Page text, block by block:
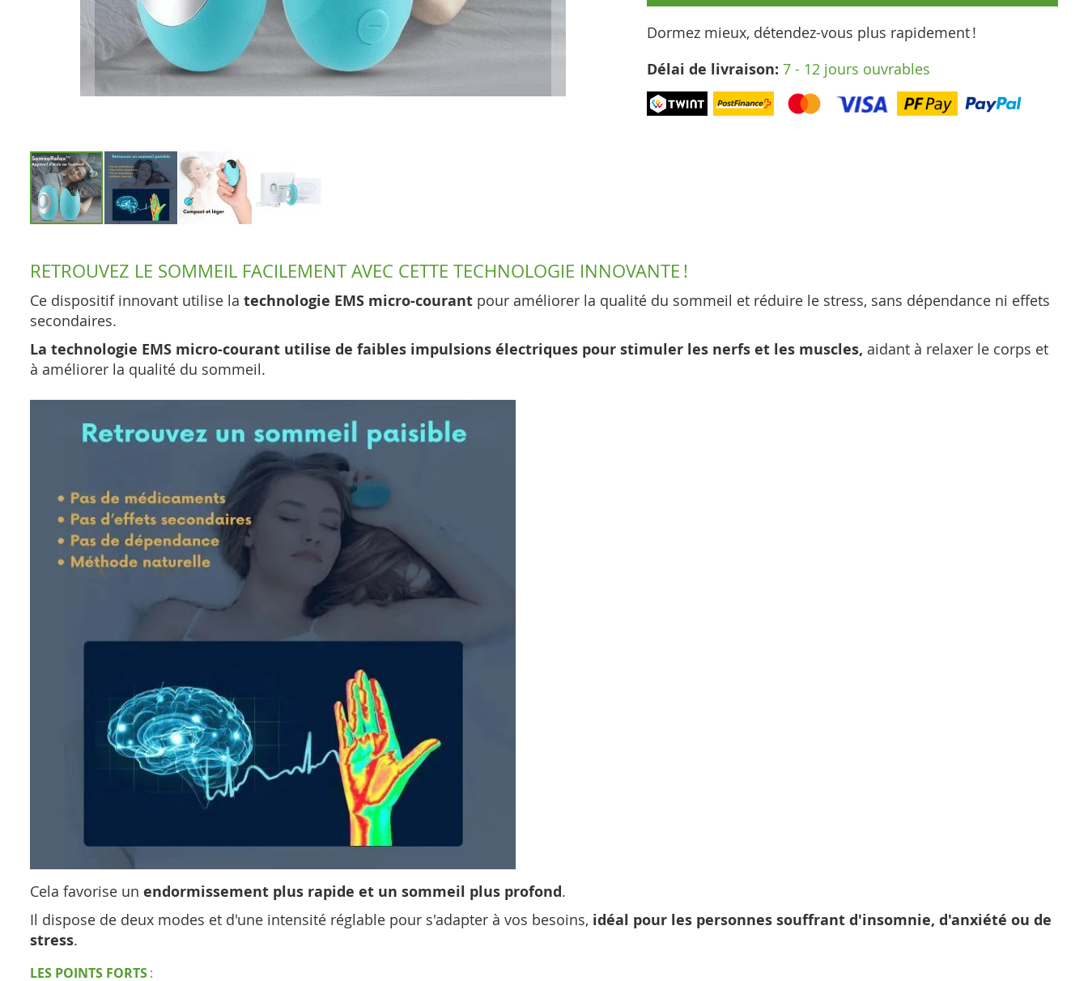
the
beginning
of
images
gallery
Dormez mieux, détendez-vous plus rapidement !
Délai de livraison: 7 - 12 jours ouvrables
RETROUVEZ LE SOMMEIL FACILEMENT AVEC CETTE TECHNOLOGIE INNOVANTE !
Ce dispositif innovant utilise la technologie EMS micro-courant pour améliorer la qualité du sommeil et réduire le stress, sans dépendance ni effets
secondaires.
La technologie EMS micro-courant utilise de faibles impulsions électriques pour stimuler les nerfs et les muscles, aidant à relaxer le corps et
à améliorer la qualité du sommeil.
Cela favorise un endormissement plus rapide et un sommeil plus profond.
Il dispose de deux modes et d'une intensité réglable pour s'adapter à vos besoins, idéal pour les personnes souffrant d'insomnie, d'anxiété ou de
stress.
LES POINTS FORTS: